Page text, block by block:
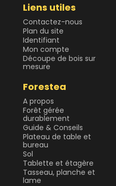
Liens utiles
Contactez-nous
Plan du site
Identifiant
Mon compte
Découpe de bois sur
mesure
Forestea
A propos
Forêt gérée
durablement
Guide & Conseils
Plateau de table et
bureau
Sol
Tablette et étagère
Tasseau, planche et
lame